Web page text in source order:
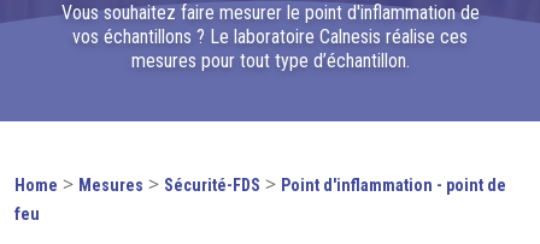
Vous souhaitez faire mesurer le point d'inflammation de
vos échantillons ? Le laboratoire Calnesis réalise ces
mesures pour tout type d’échantillon.
Home > Mesures > Sécurité-FDS > Point d'inflammation - point de
feu